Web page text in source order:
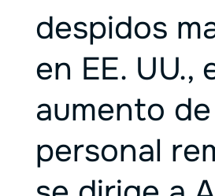
despidos
en EE. UU.,
aumento de
personal